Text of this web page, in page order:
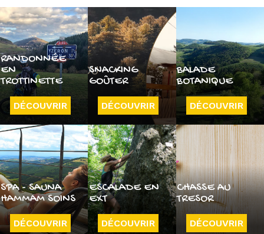
RANDONNÉE
EN
TROTTINETTE
DÉCOUVRIR
SNACKING
GOÛTER
DÉCOUVRIR
BALADE
BOTANIQUE
DÉCOUVRIR
SPA - SAUNA
HAMMAM SOINS
DÉCOUVRIR
ESCALADE EN
EXT
DÉCOUVRIR
CHASSE AU
TRESOR
DÉCOUVRIR